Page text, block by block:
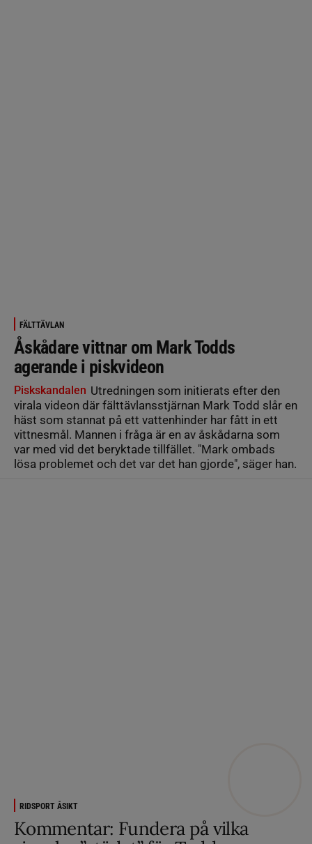
FÄLTTÄVLAN
Åskådare vittnar om Mark Todds
agerande i piskvideon
Piskskandalen Utredningen som initierats efter den
virala videon där fälttävlansstjärnan Mark Todd slår en
häst som stannat på ett vattenhinder har fått in ett
vittnesmål. Mannen i fråga är en av åskådarna som
var med vid det beryktade tillfället. "Mark ombads
lösa problemet och det var det han gjorde", säger han.
RIDSPORT ÅSIKT
Kommentar: Fundera på vilka